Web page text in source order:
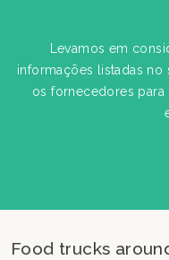
Levamos em
informações listadas no
os fornecedores para
Food trucks